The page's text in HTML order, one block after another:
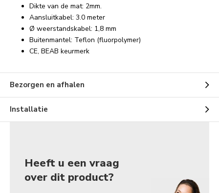
Dikte van de mat: 2mm.
Aansluitkabel: 3.0 meter
Ø weerstandskabel: 1,8 mm
Buitenmantel: Teflon (fluorpolymer)
CE, BEAB keurmerk
Bezorgen en afhalen
Installatie
Heeft u een vraag
over dit product?